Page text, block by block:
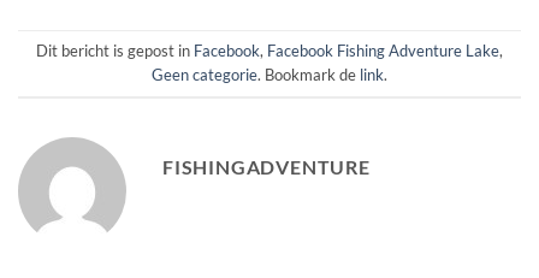
Dit bericht is gepost in Facebook, Facebook Fishing Adventure Lake,
Geen categorie. Bookmark de link.
FISHINGADVENTURE